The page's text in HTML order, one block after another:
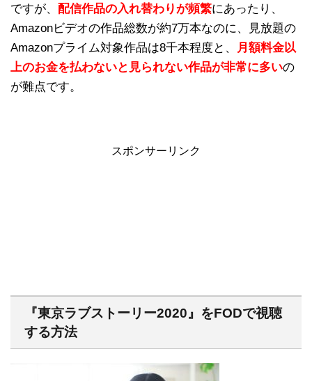
ですが、 配信作品の入れ替わりが頻繁にあったり、
Amazonビデオの作品総数が約7万本なのに、見放題の
Amazonプライム対象作品は8千本程度と、
月額料金以
上のお金を払わないと見られない作品が非常に多いの
が難点です。
スポンサーリンク
『東京ラブストーリー2020』をFODで視聴
する方法